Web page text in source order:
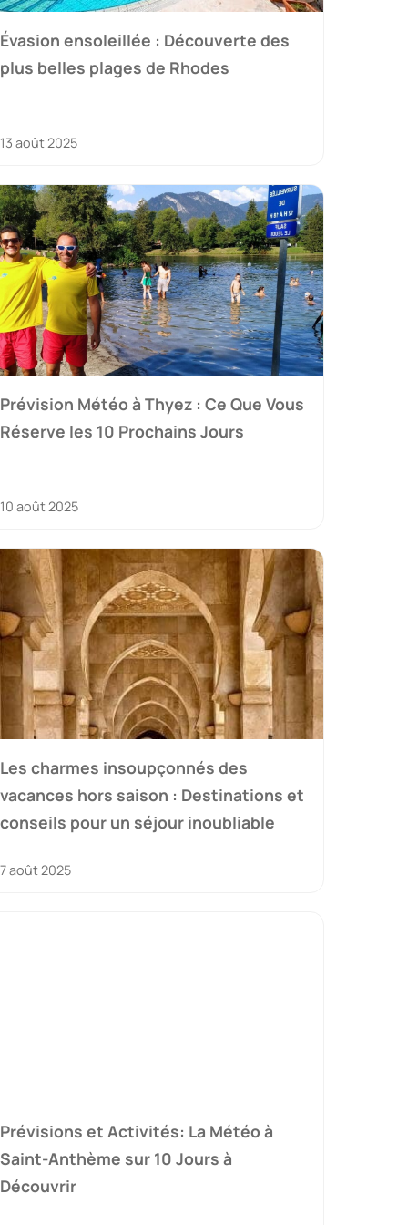
Évasion ensoleillée : Découverte des
plus belles plages de Rhodes
13 août 2025
Prévision Météo à Thyez : Ce Que Vous
Réserve les 10 Prochains Jours
10 août 2025
Les charmes insoupçonnés des
vacances hors saison : Destinations et
conseils pour un séjour inoubliable
7 août 2025
Prévisions et Activités: La Météo à
Saint-Anthème sur 10 Jours à
Découvrir